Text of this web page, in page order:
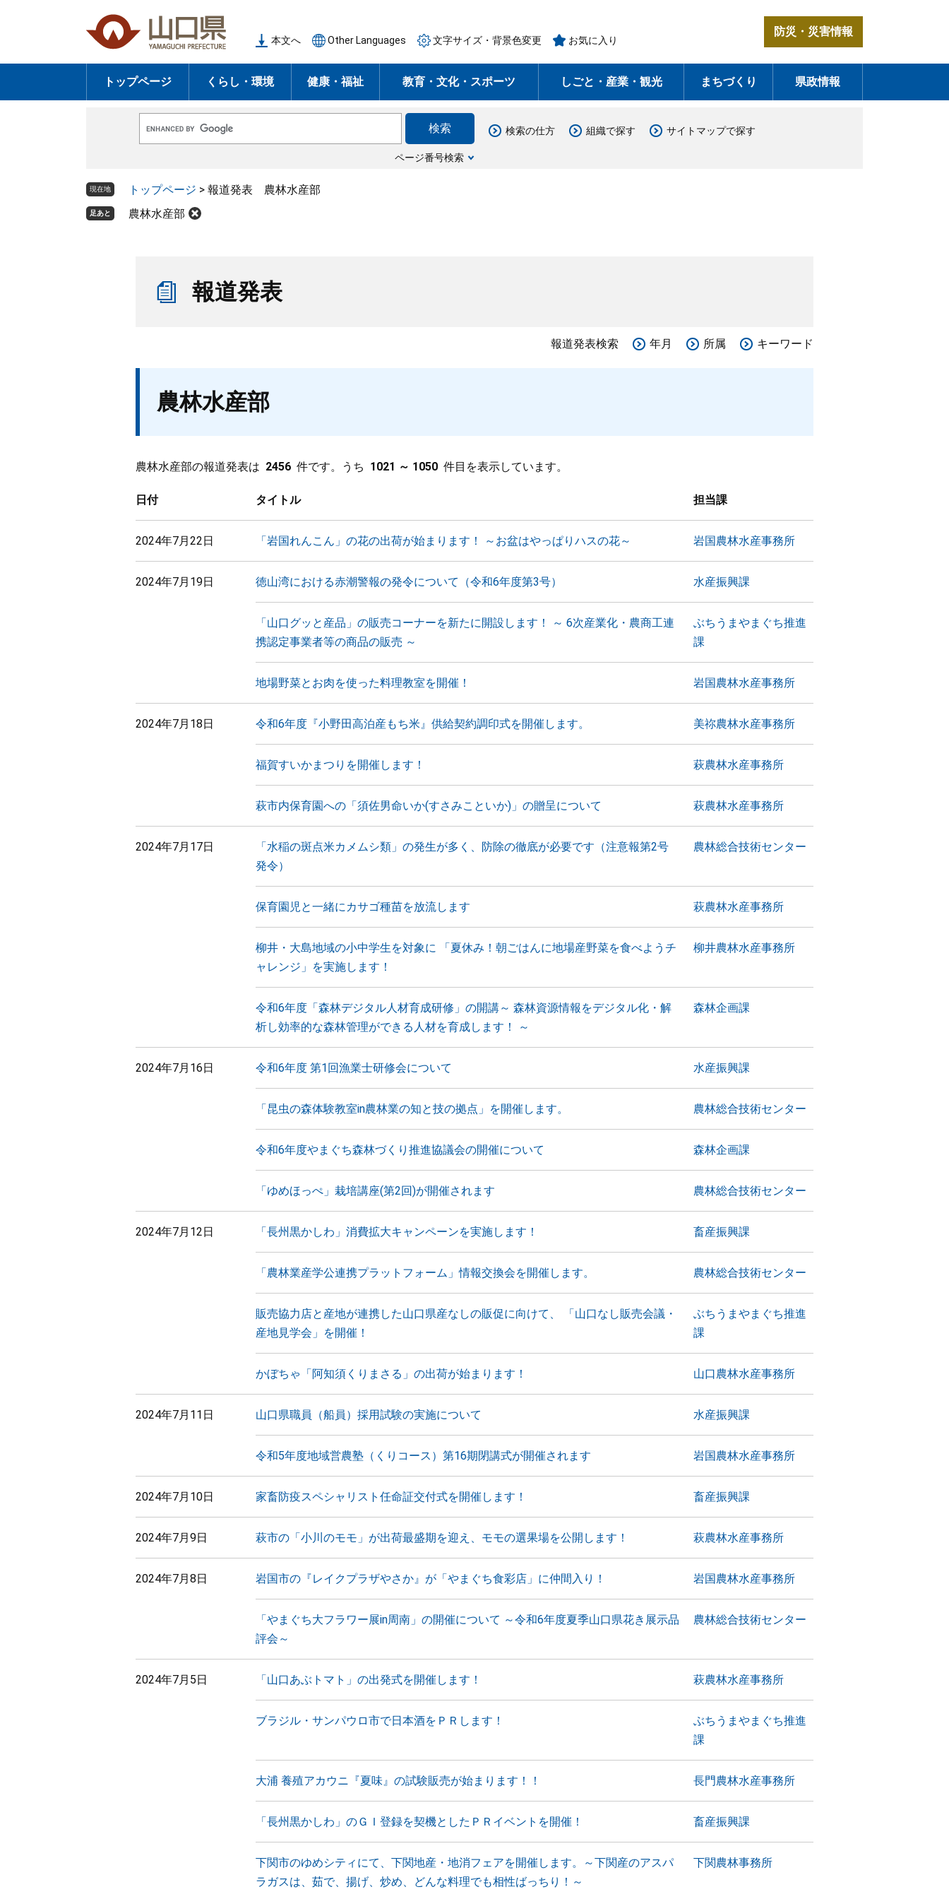
の
頭
ー
飛
本文へ Other Languages 文字サイズ・背景色変更 お気に入り
防災・災害情報
トップページ くらし・環境 健康・福祉 教育・文化・スポーツ しごと・産業・観光 まちづくり 県政情報
o
e
ス
タ
ページ番号検索
検索の仕方 組織で探す サイトマップで探す
現在地 トップページ > 報道発表 農林水産部
足あと 農林水産部
報道発表
報道発表検索 年月 所属 キーワード
農林水産部
農林水産部の報道発表は 2456 件です。うち 1021 ～ 1050 件目を表示しています。
日付 タイトル 担当課
2024年7月22日 「岩国れんこん」の花の出荷が始まります！ ～お盆はやっぱりハスの花～ 岩国農林水産事務所
2024年7月19日 徳山湾における赤潮警報の発令について（令和6年度第3号） 水産振興課
「山口グッと産品」の販売コーナーを新たに開設します！ ～ 6次産業化・農商工連
携認定事業者等の商品の販売 ～
ぶちうまやまぐち推進
課
地場野菜とお肉を使った料理教室を開催！ 岩国農林水産事務所
2024年7月18日 令和6年度『小野田高泊産もち米』供給契約調印式を開催します。 美祢農林水産事務所
福賀すいかまつりを開催します！ 萩農林水産事務所
萩市内保育園への「須佐男命いか(すさみこといか)」の贈呈について 萩農林水産事務所
2024年7月17日
「水稲の斑点米カメムシ類」の発生が多く、防除の徹底が必要です（注意報第2号
発令）
農林総合技術センター
保育園児と一緒にカサゴ種苗を放流します 萩農林水産事務所
柳井・大島地域の小中学生を対象に 「夏休み！朝ごはんに地場産野菜を食べようチ
ャレンジ」を実施します！
柳井農林水産事務所
令和6年度「森林デジタル人材育成研修」の開講～ 森林資源情報をデジタル化・解
析し効率的な森林管理ができる人材を育成します！ ～
森林企画課
2024年7月16日 令和6年度 第1回漁業士研修会について 水産振興課
「昆虫の森体験教室in農林業の知と技の拠点」を開催します。 農林総合技術センター
令和6年度やまぐち森林づくり推進協議会の開催について 森林企画課
「ゆめほっぺ」栽培講座(第2回)が開催されます 農林総合技術センター
2024年7月12日 「長州黒かしわ」消費拡大キャンペーンを実施します！ 畜産振興課
「農林業産学公連携プラットフォーム」情報交換会を開催します。 農林総合技術センター
販売協力店と産地が連携した山口県産なしの販促に向けて、 「山口なし販売会議・
産地見学会」を開催！
ぶちうまやまぐち推進
課
かぼちゃ「阿知須くりまさる」の出荷が始まります！ 山口農林水産事務所
2024年7月11日 山口県職員（船員）採用試験の実施について 水産振興課
令和5年度地域営農塾（くりコース）第16期閉講式が開催されます 岩国農林水産事務所
2024年7月10日 家畜防疫スペシャリスト任命証交付式を開催します！ 畜産振興課
2024年7月9日 萩市の「小川のモモ」が出荷最盛期を迎え、モモの選果場を公開します！ 萩農林水産事務所
2024年7月8日 岩国市の『レイクプラザやさか』が「やまぐち食彩店」に仲間入り！ 岩国農林水産事務所
「やまぐち大フラワー展in周南」の開催について ～令和6年度夏季山口県花き展示品
評会～
農林総合技術センター
2024年7月5日 「山口あぶトマト」の出発式を開催します！ 萩農林水産事務所
ブラジル・サンパウロ市で日本酒をＰＲします！
ぶちうまやまぐち推進
課
大浦 養殖アカウニ『夏味』の試験販売が始まります！！ 長門農林水産事務所
「長州黒かしわ」のＧＩ登録を契機としたＰＲイベントを開催！ 畜産振興課
下関市のゆめシティにて、下関地産・地消フェアを開催します。～下関産のアスパ
ラガスは、茹で、揚げ、炒め、どんな料理でも相性ばっちり！～
下関農林事務所